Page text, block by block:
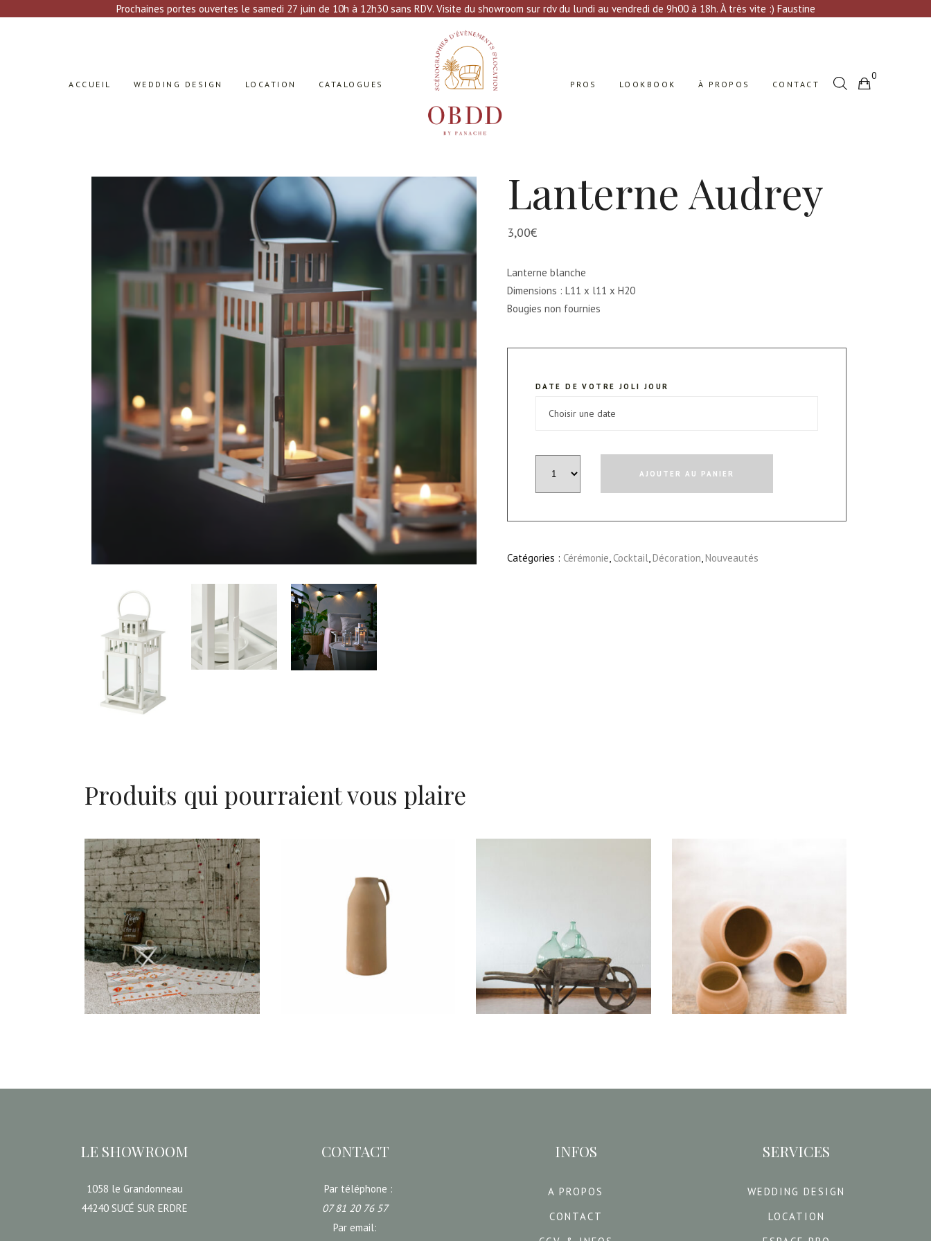
Prochaines portes ouvertes le samedi 27 juin de 10h à 12h30 sans RDV. Visite du showroom sur rdv du lundi au vendredi de 9h00 à 18h. À très vite :) Faustine
ACCUEIL WEDDING DESIGN LOCATION CATALOGUES PROS LOOKBOOK À PROPOS CONTACT
0
Votre sélection est vide
Lanterne Audrey
3,00€
Lanterne blanche
Dimensions : L11 x l11 x H20
Bougies non fournies
DATE DE VOTRE JOLI JOUR
Audrey
AJOUTER AU PANIER
Catégories : Cérémonie,Cocktail,Décoration,Nouveautés
Produits qui pourraient vous plaire
Lot de 3 Tapis orange –
taupe « Lalla »
45,00€
Grand vase en grès
camel « Gaetan »
Louison
28,00€
Petit bol Terracota –
« Nahla »
2,80€
LE SHOWROOM
1058 le Grandonneau
44240 SUCÉ SUR ERDRE
CONTACT
Par téléphone :
07 81 20 76 57
Par email:
INFOS
A PROPOS
CONTACT
SERVICES
WEDDING DESIGN
LOCATION